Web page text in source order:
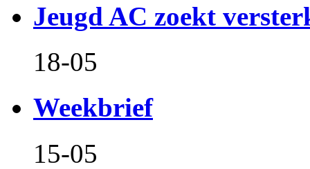
Jeugd AC zoekt
18-05
Weekbrief
15-05